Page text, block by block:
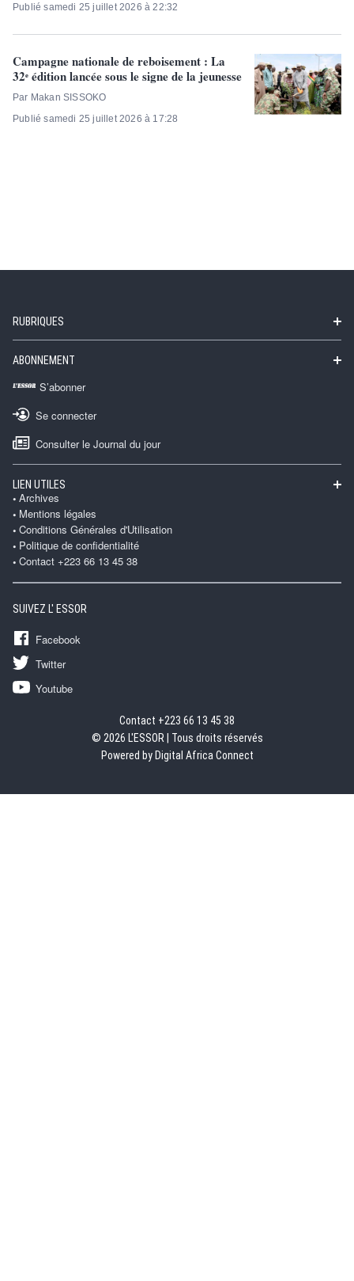
Publié samedi 25 juillet 2026 à 22:32
Campagne nationale de reboisement : La
32ᵉ édition lancée sous le signe de la jeunesse
Par Makan SISSOKO
Publié samedi 25 juillet 2026 à 17:28
RUBRIQUES
ABONNEMENT
S’abonner
Se connecter
Consulter le Journal du jour
LIEN UTILES
Archives
Mentions légales
Conditions Générales d'Utilisation
Politique de confidentialité
Contact +223 66 13 45 38
SUIVEZ L' ESSOR
Facebook
Twitter
Youtube
Contact +223 66 13 45 38
© 2026 L'ESSOR | Tous droits réservés
Powered by Digital Africa Connect